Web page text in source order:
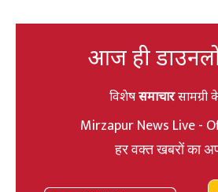
आज ही
विशेषसमाचारसामग्री
Mirzapur News Live -
हर वक्त खबरों का